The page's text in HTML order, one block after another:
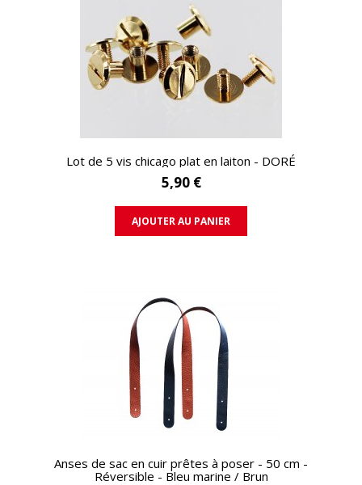
APERÇU RAPIDE
Lot de 5 vis chicago plat en laiton - DORÉ
5,90 €
AJOUTER AU PANIER
APERÇU RAPIDE
Anses de sac en cuir prêtes à poser - 50 cm -
Réversible - Bleu marine / Brun